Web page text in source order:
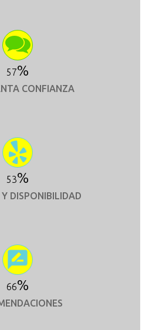
60%
CONFIANZA
56%
DISPONIBILIDAD
70%